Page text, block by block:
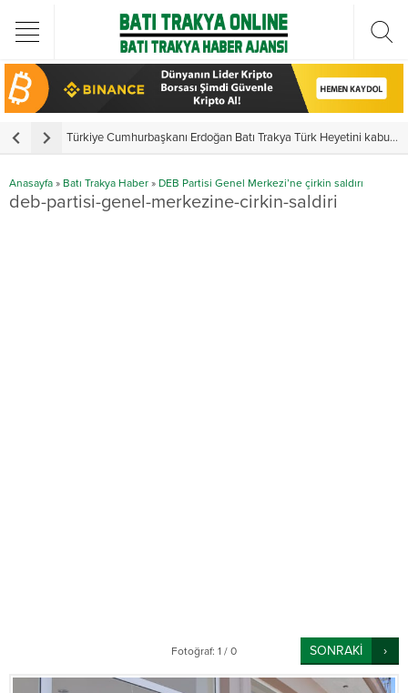
Türkiye Cumhurbaşkanı Erdoğan Batı Trakya Türk Heyetini kabul etti
Anasayfa » Batı Trakya Haber » DEB Partisi Genel Merkezi’ne çirkin saldırı
deb-partisi-genel-merkezine-cirkin-saldiri
Fotoğraf: 1 / 0 SONRAKİ